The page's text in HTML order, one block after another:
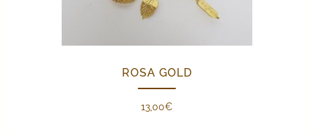
ROSA GOLD
13,00€